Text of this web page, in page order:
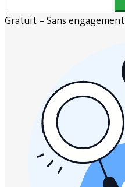
Gratuit – Sans engagement